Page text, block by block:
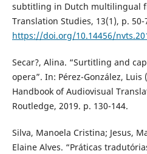
subtitling in Dutch multilingual
Translation Studies, 13(1), p. 50-
https://doi.org/10.14456/
Secar?, Alina. “Surtitling and
opera”. In: Pérez-González, Luis
Handbook of Audiovisual
Routledge, 2019. p. 130-144.
Silva, Manoela Cristina; Jesus,
Elaine Alves. “Práticas